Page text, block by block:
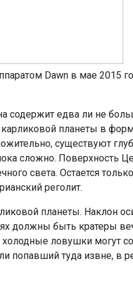
Dawn в мае 2015
содержит едва ли не
карликовой планеты в
существуют
сложно. Поверхность
света. Остается
реголит.
планеты. Наклон
должны быть кратеры
ловушки могут
туда извне, в